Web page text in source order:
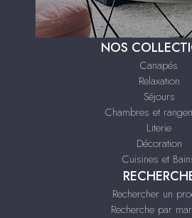
NOS
Canapés
Relaxation
Séjours
Chambres et
Literie
Décoration
Cuisines et
Rechercher un
Recherche par